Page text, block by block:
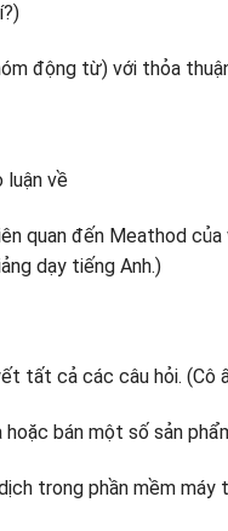
động từ) với thỏa
luận về
quan đến Meathod
dạy tiếng Anh.)
tất cả các câu hỏi.
hoặc bán một số sản
trong phần mềm máy